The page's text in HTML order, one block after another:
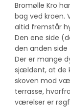
Bromølle Kro
bag ved kroen.
altid fremstår
Den ene side
den anden
Der er mange
sjældent, at de
skoven mod
terrasse,
værelser er